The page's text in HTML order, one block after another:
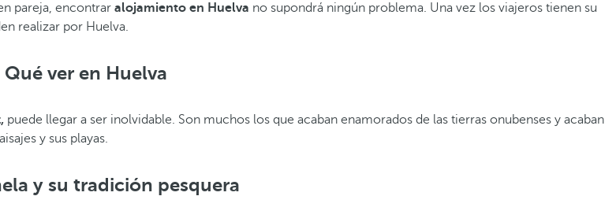
pareja, encontrar alojamiento en Huelva no supondrá ningún problema. Una vez los viajeros tienen su
realizar por Huelva.
Qué ver en Huelva
puede llegar a ser inolvidable. Son muchos los que acaban enamorados de las tierras onubenses y acaban
y sus playas.
y su tradición pesquera